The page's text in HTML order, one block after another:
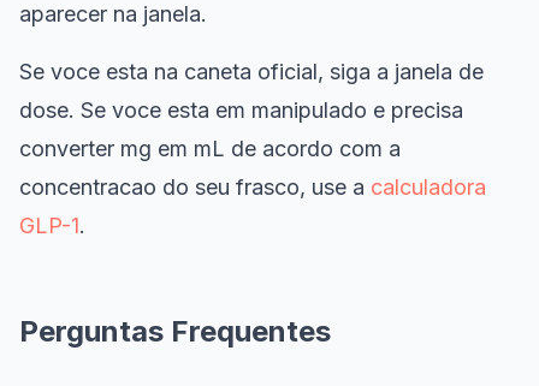
aparecer na janela.
Se voce esta na caneta oficial, siga a janela de
dose. Se voce esta em manipulado e precisa
converter mg em mL de acordo com a
concentracao do seu frasco, use a calculadora
GLP-1.
Perguntas Frequentes